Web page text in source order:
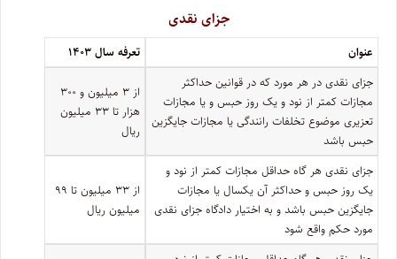
جزای نقدی
عنوان
تعرفه سال ۱۴۰۳
جزای نقدی در هر مورد که در قوانین حداکثر
مجازات کمتر از نود و یک روز حبس و یا مجازات
تعزیری موضوع تخلفات رانندگی یا مجازات جایگزین
حبس باشد
از ۳ میلیون و ۳۰۰
هزار تا ۳۳ میلیون
ریال
جزای نقدی هر گاه حداقل مجازات کمتر از نود و
یک روز حبس و حداکثر آن یکسال یا مجازات
جایگزین حبس باشد و به اختیار دادگاه جزای نقدی
مورد حکم واقع شود
از ۳۳ میلیون تا ۹۹
میلیون ریال